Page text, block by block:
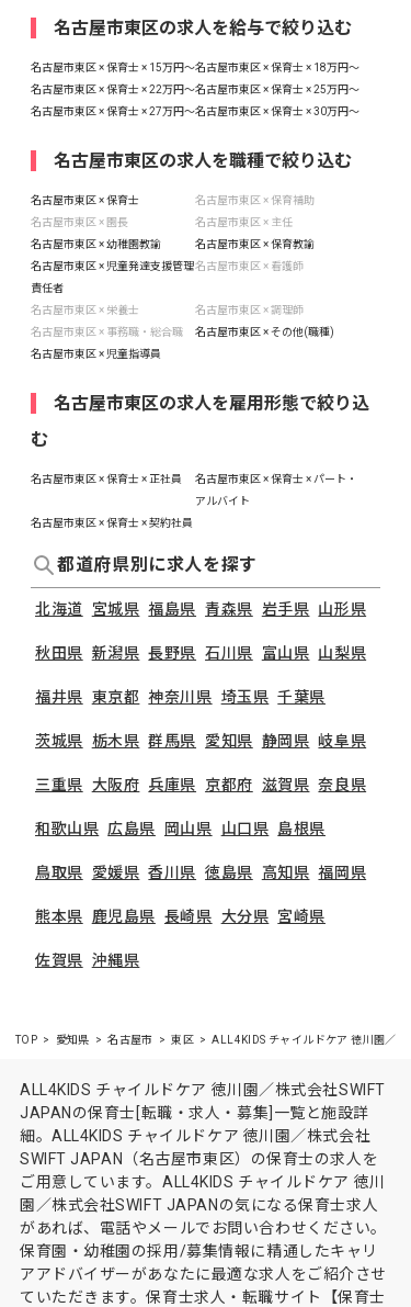
名古屋市東区の求人を給与で絞り込む
名古屋市東区 × 保育士 × 15万円〜名古屋市東区 × 保育士 × 18万円〜
名古屋市東区 × 保育士 × 22万円〜名古屋市東区 × 保育士 × 25万円〜
名古屋市東区 × 保育士 × 27万円〜名古屋市東区 × 保育士 × 30万円〜
名古屋市東区の求人を職種で絞り込む
名古屋市東区 × 保育士
名古屋市東区 × 保育補助
名古屋市東区 × 園長
名古屋市東区 × 主任
名古屋市東区 × 幼稚園教諭
名古屋市東区 × 保育教諭
名古屋市東区 × 児童発達支援管理
責任者
名古屋市東区 × 看護師
名古屋市東区 × 栄養士
名古屋市東区 × 調理師
名古屋市東区 × 事務職・総合職
名古屋市東区 × その他(職種)
名古屋市東区 × 児童指導員
名古屋市東区の求人を雇用形態で絞り込
む
名古屋市東区 × 保育士 × 正社員
名古屋市東区 × 保育士 × パート・
アルバイト
名古屋市東区 × 保育士 × 契約社員
都道府県別に求人を探す
北海道 宮城県 福島県 青森県 岩手県 山形県
秋田県 新潟県 長野県 石川県 富山県 山梨県
福井県 東京都 神奈川県 埼玉県 千葉県
茨城県 栃木県 群馬県 愛知県 静岡県 岐阜県
三重県 大阪府 兵庫県 京都府 滋賀県 奈良県
和歌山県 広島県 岡山県 山口県 島根県
鳥取県 愛媛県 香川県 徳島県 高知県 福岡県
熊本県 鹿児島県 長崎県 大分県 宮崎県
佐賀県 沖縄県
TOP 愛知県 名古屋市 東区 ALL4KIDS チャイルドケア 徳川園／
ALL4KIDS チャイルドケア 徳川園／株式会社SWIFT
JAPANの保育士[転職・求人・募集]一覧と施設詳
細。ALL4KIDS チャイルドケア 徳川園／株式会社
SWIFT JAPAN（名古屋市東区）の保育士の求人を
ご用意しています。ALL4KIDS チャイルドケア 徳川
園／株式会社SWIFT JAPANの気になる保育士求人
があれば、電話やメールでお問い合わせください。
保育園・幼稚園の採用/募集情報に精通したキャリ
アアドバイザーがあなたに最適な求人をご紹介させ
ていただきます。保育士求人・転職サイト【保育士